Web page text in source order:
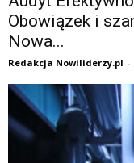
Obowiązek i
Nowa...
Redakcja Nowiliderzy.pl -